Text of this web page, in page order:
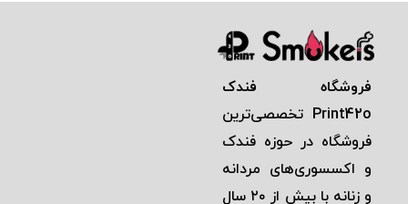
فروشگاه فندک
Print42o تخصصی‌ترين
فروشگاه در حوزه فندک
و اكسسوری‌های مردانه
و زنانه با بيش از ٢٠ سال